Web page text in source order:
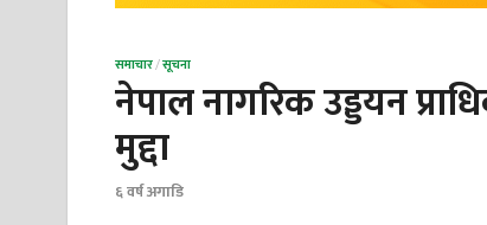
समाचार/सूचना
नेपाल नागरिक उड्डयन
मुद्दा
६ वर्ष अगाडि